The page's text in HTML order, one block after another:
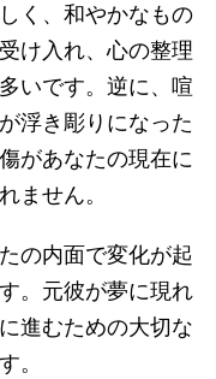
く、和やかなもの
け入れ、心の整理
いです。逆に、喧
浮き彫りになった
があなたの現在に
ません。
の内面で変化が起
。元彼が夢に現れ
進むための大切な
。